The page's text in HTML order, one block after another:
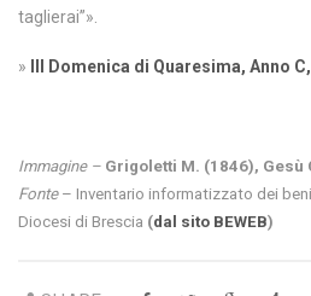
taglierai”».
» III Domenica di Quaresima, Anno
Immagine – Grigoletti M. (1846),
Fonte– Inventario informatizzato dei
Diocesi di Brescia (dal sito BEWEB)